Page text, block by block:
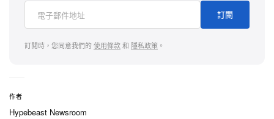
首度登場，加上以 New York City 餐飲文化為靈感、
由 Fieg 主理的首間獨立餐廳，進一步凸顯其全方位
生活方式佈局。
訂閱
訂閱時，您同意我們的 使用條款和 隱私政策 。
作者
Hypebeast Newsroom